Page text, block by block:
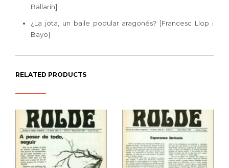
Ballarín]
¿La jota, un baile popular aragonés? [Francesc Llop i
Bayo]
RELATED PRODUCTS